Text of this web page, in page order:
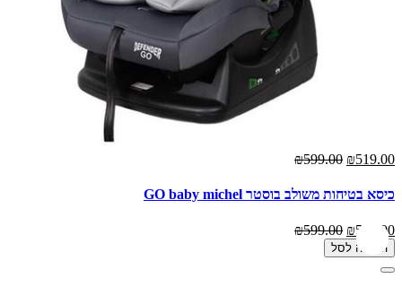
₪519.00
₪599.00
כיסא בטיחות משולב בוסטר GO baby michel
₪519.00
₪599.00
הוספה לסל